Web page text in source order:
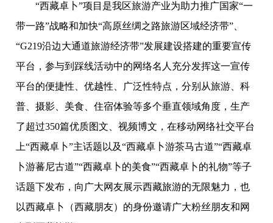
“西藏卓卜”项目是我区旅游产业为助力推广国家“一
带一路”战略和加快“高原丝绸之路旅游区域经济带”、
“G219沿边大通道旅游经济带”发展建设搭建的重要宣传
平台，参与到踩线活动中的网络名人充分发挥这一宣传
平台的便捷性、优越性、广泛性特点，分别从旅游、科
普、摄影、美食、住宿体验等多个垂直领域角度，生产
了超过350篇优质图文、视频博文，在移动网络社交平台
上“西藏卓卜”主话题以及“西藏卓卜游茶马古道”“西藏卓
卜游蕃尼古道”“西藏卓卜的美食”“西藏卓卜的礼物”等子
话题下发布，向广大网友展示西藏旅游的无限魅力，也
以西藏卓卜（西藏朋友）的身份邀请广大粉丝朋友和网